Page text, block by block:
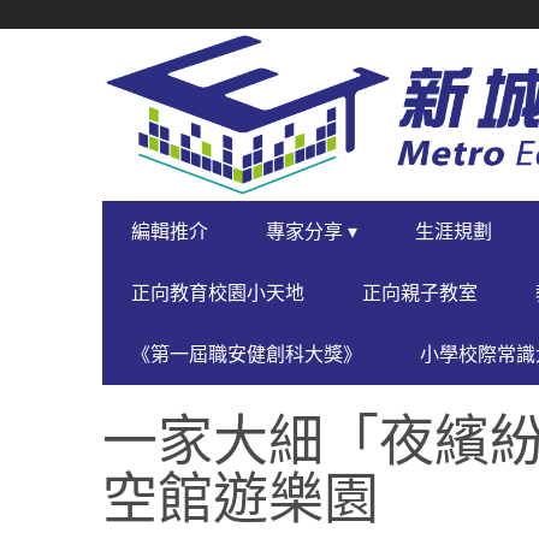
NAVIGATION
PRIMARY
NAVIGATION
編輯推介 專家分享 ▾ 生涯規劃
正向教育校園小天地 正向親子教室
《第一屆職安健創科大獎》 小學校際常
一家大細「夜繽
空館遊樂園